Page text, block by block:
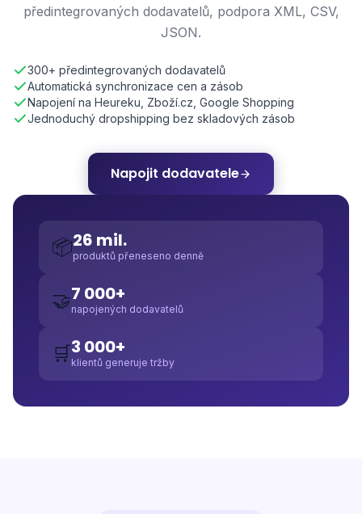
předintegrovaných dodavatelů, podpora XML, CSV,
JSON.
300+ předintegrovaných dodavatelů
Automatická synchronizace cen a zásob
Napojení na Heureku, Zboží.cz, Google Shopping
Jednoduchý dropshipping bez skladových zásob
Napojit dodavatele
📦26 mil.
produktů přeneseno denně
🤝7 000+
napojených dodavatelů
🛒3 000+
klientů generuje tržby